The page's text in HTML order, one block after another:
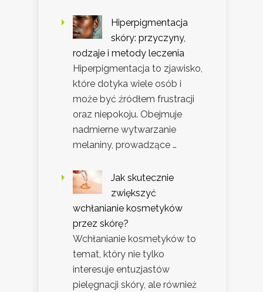
Hiperpigmentacja
skóry: przyczyny,
rodzaje i metody leczenia
Hiperpigmentacja to zjawisko,
które dotyka wiele osób i
może być źródłem frustracji
oraz niepokoju. Obejmuje
nadmierne wytwarzanie
melaniny, prowadzące …
Jak skutecznie
zwiększyć
wchłanianie kosmetyków
przez skórę?
Wchłanianie kosmetyków to
temat, który nie tylko
interesuje entuzjastów
pielęgnacji skóry, ale również